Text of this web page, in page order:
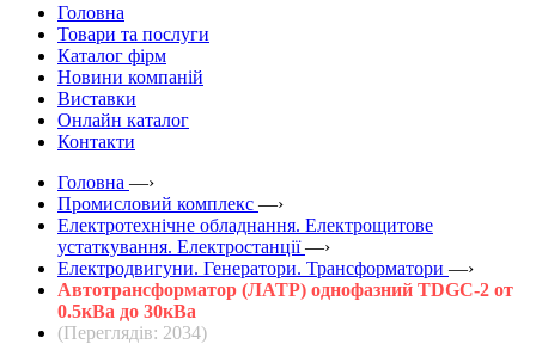
Головна
Товари та послуги
Каталог фірм
Новини компаній
Виставки
Онлайн каталог
Контакти
Головна —›
Промисловий комплекс —›
Електротехнічне обладнання. Електрощитове
устаткування. Електростанції —›
Електродвигуни. Генератори. Трансформатори —›
Автотрансформатор (ЛАТР) однофазний TDGC-2 от
0.5кВа до 30кВа
(Переглядів: 2034)